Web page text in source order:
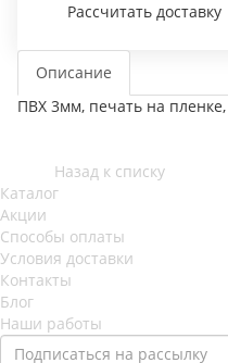
Рассчитать доставку
Описание
ПВХ 3мм, печать на пленке,
Назад к списку
Каталог
Акции
Способы оплаты
Условия доставки
Контакты
Блог
Наши работы